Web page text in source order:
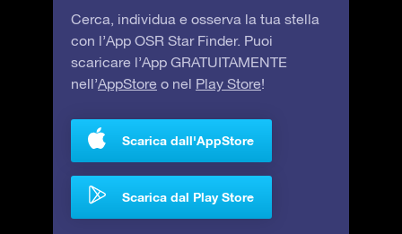
Cerca, individua e osserva la tua stella
con l’App OSR Star Finder. Puoi
scaricare l’App GRATUITAMENTE
nell’AppStore o nel Play Store!
Scarica dall'AppStore
Scarica dal Play Store